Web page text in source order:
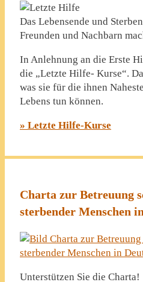
Das Lebensende und
Freunden und Nachbarn
In Anlehnung an die Erste
die „Letzte Hilfe- Kurse“.
was sie für die ihnen
Lebens tun können.
» Letzte Hilfe-Kurse
Charta zur Betreuung
sterbender Menschen
Unterstützen Sie die Charta!